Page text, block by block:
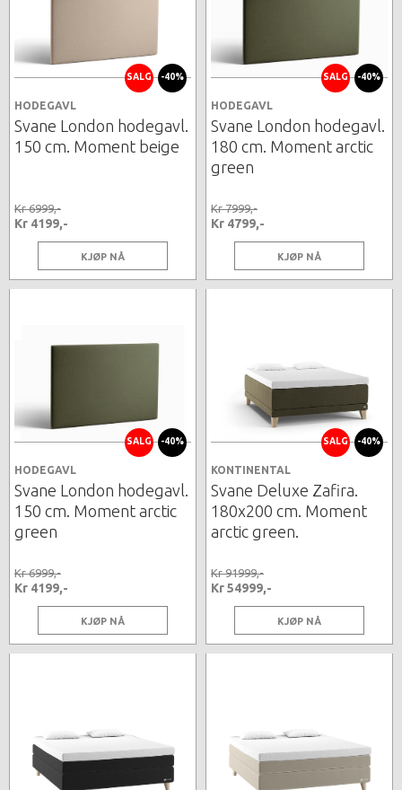
SALG -40%
HODEGAVL
Svane London hodegavl.
150 cm. Moment beige
Kr 6999,-
Kr 4199,-
KJØP NÅ
SALG -40%
HODEGAVL
Svane London hodegavl.
180 cm. Moment arctic
green
Kr 7999,-
Kr 4799,-
KJØP NÅ
SALG -40%
HODEGAVL
Svane London hodegavl.
150 cm. Moment arctic
green
Kr 6999,-
Kr 4199,-
KJØP NÅ
SALG -40%
KONTINENTAL
Svane Deluxe Zafira.
180x200 cm. Moment
arctic green.
Kr 91999,-
Kr 54999,-
KJØP NÅ